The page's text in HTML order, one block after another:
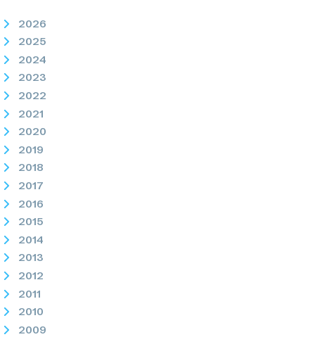
2026
2025
2024
2023
2022
2021
2020
2019
2018
2017
2016
2015
2014
2013
2012
2011
2010
2009